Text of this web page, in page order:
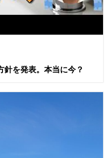
針を発表。本当に今？